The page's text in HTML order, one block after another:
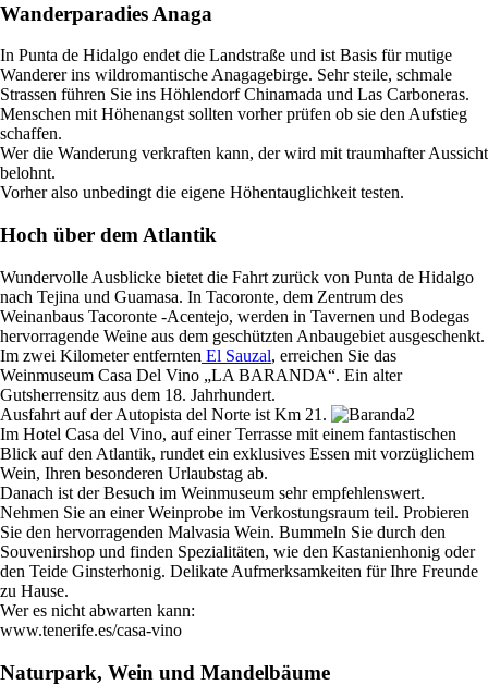
Wanderparadies Anaga
In Punta de Hidalgo endet die Landstraße und ist Basis für mutige
Wanderer ins wildromantische Anagagebirge. Sehr steile, schmale
Strassen führen Sie ins Höhlendorf Chinamada und Las Carboneras.
Menschen mit Höhenangst sollten vorher prüfen ob sie den Aufstieg
schaffen.
Wer die Wanderung verkraften kann, der wird mit traumhafter Aussicht
belohnt.
Vorher also unbedingt die eigene Höhentauglichkeit testen.
Hoch über dem Atlantik
Wundervolle Ausblicke bietet die Fahrt zurück von Punta de Hidalgo
nach Tejina und Guamasa. In Tacoronte, dem Zentrum des
Weinanbaus Tacoronte -Acentejo, werden in Tavernen und Bodegas
hervorragende Weine aus dem geschützten Anbaugebiet ausgeschenkt.
Im zwei Kilometer entfernten El Sauzal, erreichen Sie das
Weinmuseum Casa Del Vino „LA BARANDA“. Ein alter
Gutsherrensitz aus dem 18. Jahrhundert.
Ausfahrt auf der Autopista del Norte ist Km 21.
Im Hotel Casa del Vino, auf einer Terrasse mit einem fantastischen
Blick auf den Atlantik, rundet ein exklusives Essen mit vorzüglichem
Wein, Ihren besonderen Urlaubstag ab.
Danach ist der Besuch im Weinmuseum sehr empfehlenswert.
Nehmen Sie an einer Weinprobe im Verkostungsraum teil. Probieren
Sie den hervorragenden Malvasia Wein. Bummeln Sie durch den
Souvenirshop und finden Spezialitäten, wie den Kastanienhonig oder
den Teide Ginsterhonig. Delikate Aufmerksamkeiten für Ihre Freunde
zu Hause.
Wer es nicht abwarten kann:
www.tenerife.es/casa-vino
Naturpark, Wein und Mandelbäume